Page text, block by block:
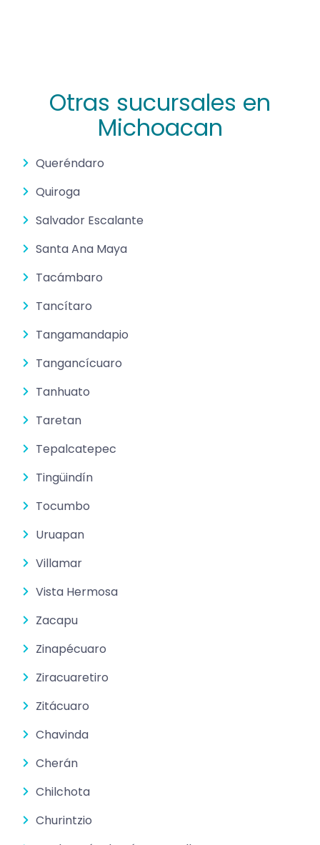
Otras sucursales en
Michoacan
Queréndaro
Quiroga
Salvador Escalante
Santa Ana Maya
Tacámbaro
Tancítaro
Tangamandapio
Tangancícuaro
Tanhuato
Taretan
Tepalcatepec
Tingüindín
Tocumbo
Uruapan
Villamar
Vista Hermosa
Zacapu
Zinapécuaro
Ziracuaretiro
Zitácuaro
Chavinda
Cherán
Chilchota
Churintzio